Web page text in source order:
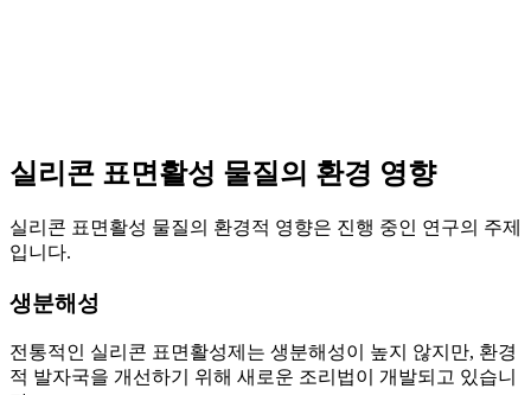
실리콘 표면활성 물질의 환경 영향
실리콘 표면활성 물질의 환경적 영향은 진행 중인 연구의 주제
입니다.
생분해성
전통적인 실리콘 표면활성제는 생분해성이 높지 않지만, 환경
적 발자국을 개선하기 위해 새로운 조리법이 개발되고 있습니